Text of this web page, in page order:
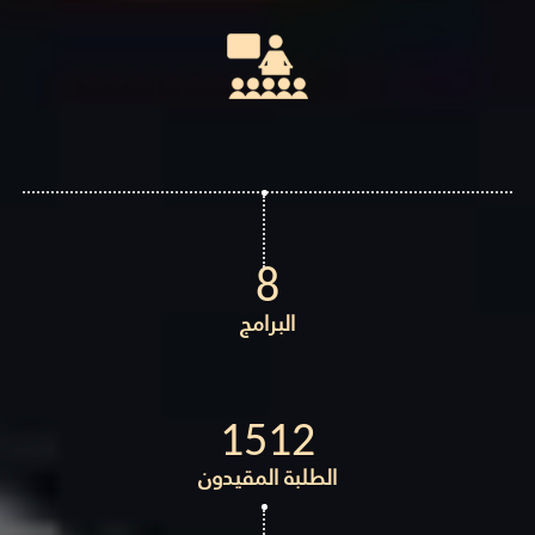
8
البرامج
1512
الطلبة المقيدون